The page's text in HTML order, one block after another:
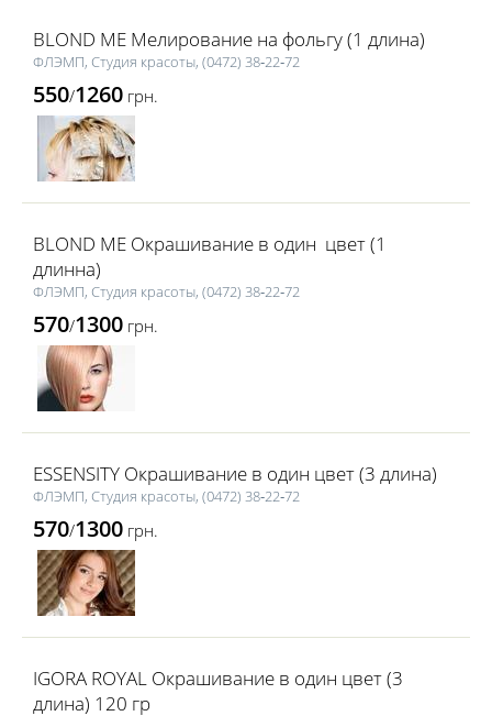
BLOND ME Мелирование на фольгу (1 длина)
ФЛЭМП, Студия красоты, (0472) 38‑22‑72
550/1260 грн.
BLOND ME Окрашивание в один цвет (1
длинна)
ФЛЭМП, Студия красоты, (0472) 38‑22‑72
570/1300 грн.
ESSENSITY Окрашивание в один цвет (3 длина)
ФЛЭМП, Студия красоты, (0472) 38‑22‑72
570/1300 грн.
IGORA ROYAL Окрашивание в один цвет (3
длина) 120 гр